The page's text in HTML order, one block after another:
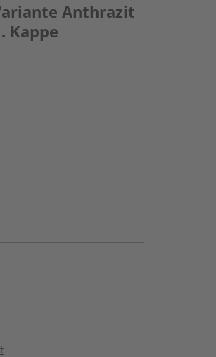
Anthrazit
Kappe